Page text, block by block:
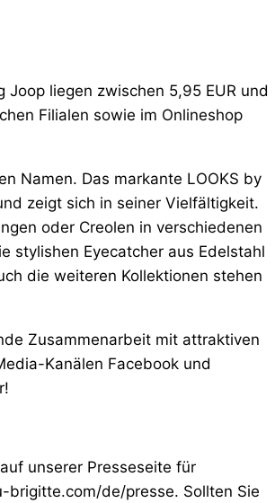
liegen zwischen 5,95 EUR und
Filialen sowie im Onlineshop
Namen. Das markante LOOKS by
zeigt sich in seiner Vielfältigkeit.
oder Creolen in verschiedenen
stylishen Eyecatcher aus Edelstahl
die weiteren Kollektionen stehen
Zusammenarbeit mit attraktiven
Kanälen Facebook und
unserer Presseseite für
de/presse. Sollten Sie